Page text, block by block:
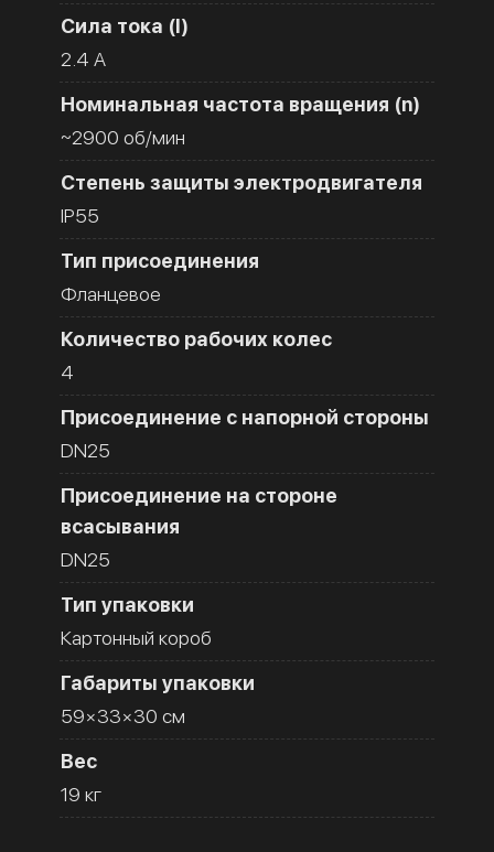
Сила тока (I)
2.4 A
Номинальная частота вращения (n)
~2900 об/мин
Степень защиты электродвигателя
IP55
Тип присоединения
Фланцевое
Количество рабочих колес
4
Присоединение с напорной стороны
DN25
Присоединение на стороне
всасывания
DN25
Тип упаковки
Картонный короб
Габариты упаковки
59×33×30 см
Вес
19 кг